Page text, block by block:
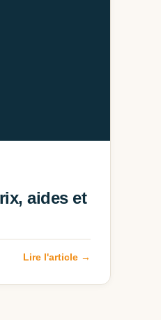
aides et
Lire l'article →